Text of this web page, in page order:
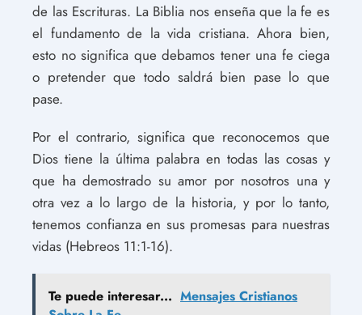
de las Escrituras. La Biblia nos enseña que la fe es
el fundamento de la vida cristiana. Ahora bien,
esto no significa que debamos tener una fe ciega
o pretender que todo saldrá bien pase lo que
pase.
Por el contrario, significa que reconocemos que
Dios tiene la última palabra en todas las cosas y
que ha demostrado su amor por nosotros una y
otra vez a lo largo de la historia, y por lo tanto,
tenemos confianza en sus promesas para nuestras
vidas (Hebreos 11:1-16).
Te puede interesar... Mensajes Cristianos